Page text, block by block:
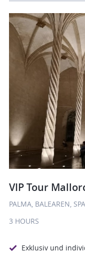
VIP Tour
PALMA, BALEAREN,
3 HOURS
Exklusiv und